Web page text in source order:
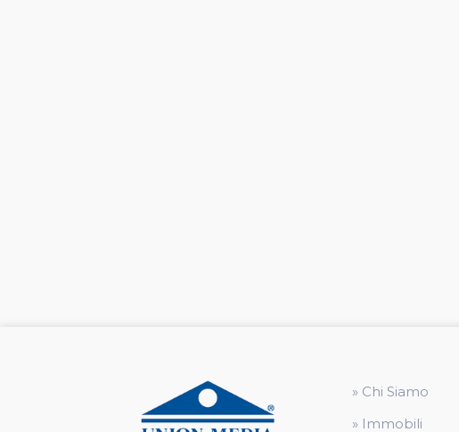
» Chi Siamo
» Immobili